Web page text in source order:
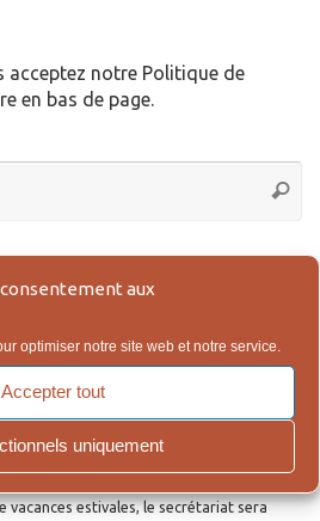
aux
optimiser notre site web et notre service.
Accepter tout
uniquement
acceptez notre Politique de
en bas de page.
ligne
vacances estivales, le secrétariat sera